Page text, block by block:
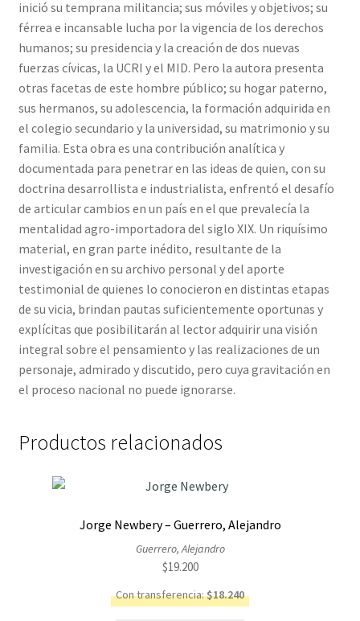
inició su temprana militancia; sus móviles y objetivos; su
férrea e incansable lucha por la vigencia de los derechos
humanos; su presidencia y la creación de dos nuevas
fuerzas cívicas, la UCRI y el MID. Pero la autora presenta
otras facetas de este hombre público; su hogar paterno,
sus hermanos, su adolescencia, la formación adquirida en
el colegio secundario y la universidad, su matrimonio y su
familia. Esta obra es una contribución analítica y
documentada para penetrar en las ideas de quien, con su
doctrina desarrollista e industrialista, enfrentó el desafío
de articular cambios en un país en el que prevalecía la
mentalidad agro-importadora del siglo XIX. Un riquísimo
material, en gran parte inédito, resultante de la
investigación en su archivo personal y del aporte
testimonial de quienes lo conocieron en distintas etapas
de su vicia, brindan pautas suficientemente oportunas y
explícitas que posibilitarán al lector adquirir una visión
integral sobre el pensamiento y las realizaciones de un
personaje, admirado y discutido, pero cuya gravitación en
el proceso nacional no puede ignorarse.
Productos relacionados
Jorge Newbery – Guerrero, Alejandro
Guerrero, Alejandro
$19.200
Con transferencia:$18.240